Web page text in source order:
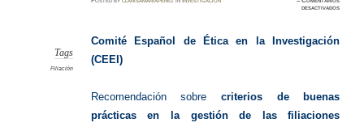
desactivadosen
Tags
Filiación
Comité Español de Ética en la Investigación
(CEEI)
Recomendación sobrecriterios de buenas
prácticas en la gestión de las filiaciones